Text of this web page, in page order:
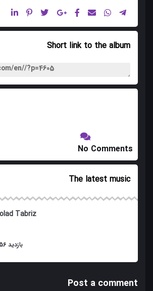
Short link to the album
No Comments
The latest music
Tabriz
356 بازدید
Post a comment